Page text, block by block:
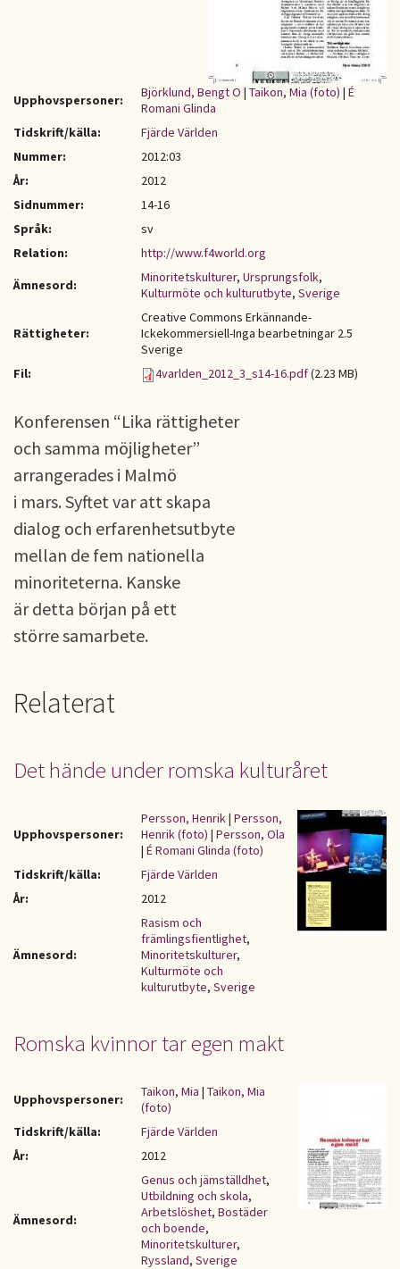
Upphovspersoner: Björklund, Bengt O | Taikon, Mia (foto) | É
Romani Glinda
Tidskrift/källa:
Fjärde Världen
Nummer:
2012:03
År:
2012
Sidnummer:
14-16
Språk:
sv
Relation:
http://www.f4world.org
Ämnesord:
Minoritetskulturer, Ursprungsfolk,
Kulturmöte och kulturutbyte, Sverige
Rättigheter:
Creative Commons Erkännande-
Ickekommersiell-Inga bearbetningar 2.5
Sverige
Fil:
4varlden_2012_3_s14-16.pdf(2.23 MB)
Konferensen “Lika rättigheter
och samma möjligheter”
arrangerades i Malmö
i mars. Syftet var att skapa
dialog och erfarenhetsutbyte
mellan de fem nationella
minoriteterna. Kanske
är detta början på ett
större samarbete.
Relaterat
Det hände under romska kulturåret
Upphovspersoner:
Persson, Henrik| Persson,
Henrik (foto) | Persson, Ola
| É Romani Glinda (foto)
Tidskrift/källa:
Fjärde Världen
År:
2012
Ämnesord:
Rasism och
främlingsfientlighet,
Minoritetskulturer,
Kulturmöte och
kulturutbyte, Sverige
Romska kvinnor tar egen makt
Upphovspersoner: Taikon, Mia | Taikon, Mia
(foto)
Tidskrift/källa:
Fjärde Världen
År:
2012
Ämnesord:
Genus och jämställdhet,
Utbildning och skola,
Arbetslöshet, Bostäder
och boende,
Minoritetskulturer,
Ryssland, Sverige